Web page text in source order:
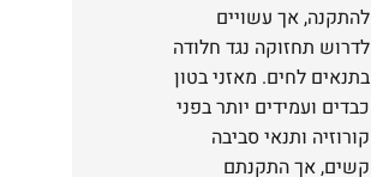
להתקנה, אך עשויים
לדרוש תחזוקה נגד חלודה
בתנאים לחים. מאזני בטון
כבדים ועמידים יותר בפני
קורוזיה ותנאי סביבה
קשים, אך התקנתם